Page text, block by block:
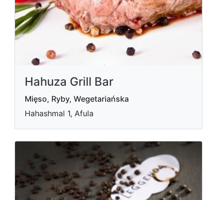
Hahuza Grill Bar
Mięso, Ryby, Wegetariańska
Hahashmal 1, Afula